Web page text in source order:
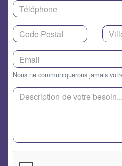
Nous ne communiquerons jamais